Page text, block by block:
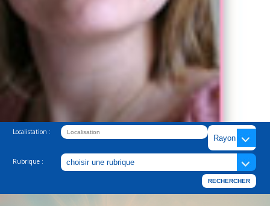
Localistation :
Rubrique :